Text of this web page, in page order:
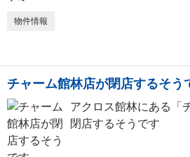
物件情報
チャーム館林店が閉店するそ
アクロス館林にある「
閉店するそうです